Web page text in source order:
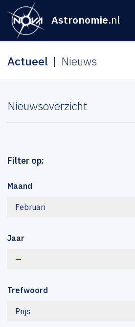
Astronomie.nl
Actueel Nieuws
Nieuwsoverzicht
Filter op:
Maand
Februari
Jaar
—
Trefwoord
Prijs